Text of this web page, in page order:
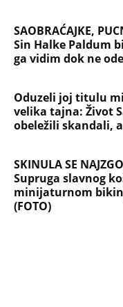
SAOBRAĆAJKE,
Sin Halke Paldum
ga vidim dok ne
Oduzeli joj titulu
velika tajna: Život
obeležili skandali,
SKINULA SE
Supruga slavnog
minijaturnom
(FOTO)